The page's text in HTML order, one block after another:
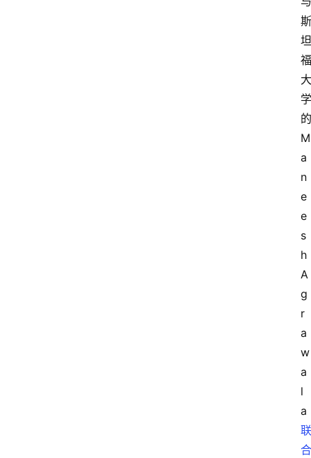
斯
坦
福
大
学
的
M
a
n
e
e
s
h
A
g
r
a
w
a
l
a
联
合